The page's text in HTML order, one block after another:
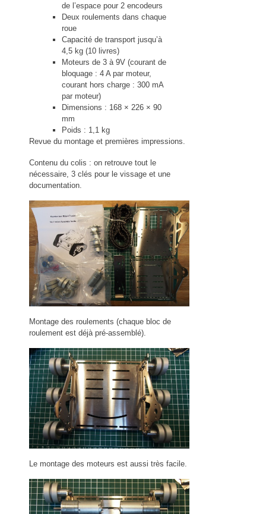
de l’espace pour 2 encodeurs
Deux roulements dans chaque
roue
Capacité de transport jusqu’à
4,5 kg (10 livres)
Moteurs de 3 à 9V (courant de
bloquage : 4 A par moteur,
courant hors charge : 300 mA
par moteur)
Dimensions : 168 × 226 × 90
mm
Poids : 1,1 kg
Revue du montage et premières impressions.
Contenu du colis : on retrouve tout le
nécessaire, 3 clés pour le vissage et une
documentation.
Montage des roulements (chaque bloc de
roulement est déjà pré-assemblé).
Le montage des moteurs est aussi très facile.